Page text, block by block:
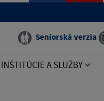
Seniorská verzia
INŠTITÚCIE A SLUŽBY